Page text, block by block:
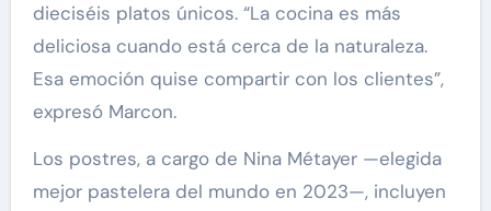
dieciséis platos únicos. “La cocina es más
deliciosa cuando está cerca de la naturaleza.
Esa emoción quise compartir con los clientes”,
expresó Marcon.
Los postres, a cargo de Nina Métayer —elegida
mejor pastelera del mundo en 2023—, incluyen